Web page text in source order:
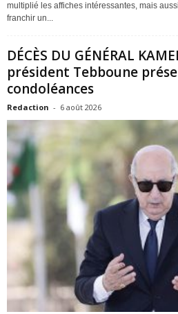
multiplié les affiches intéressantes, mais
franchir un...
DÉCÈS DU GÉNÉRAL
président Tebboune
condoléances
Redaction - 6 août 2026